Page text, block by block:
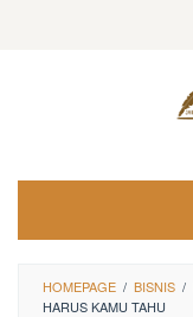
HOMEPAGE / BISNIS /
HARUS KAMU TAHU